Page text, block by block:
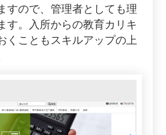
すので、管理者としても理
す。入所からの教育カリキ
くこともスキルアップの上